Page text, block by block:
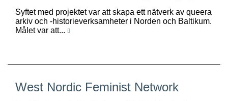
Syftet med projektet var att skapa ett nätverk av queera
arkiv och -historieverksamheter i Norden och Baltikum.
Målet var att...
West Nordic Feminist Network